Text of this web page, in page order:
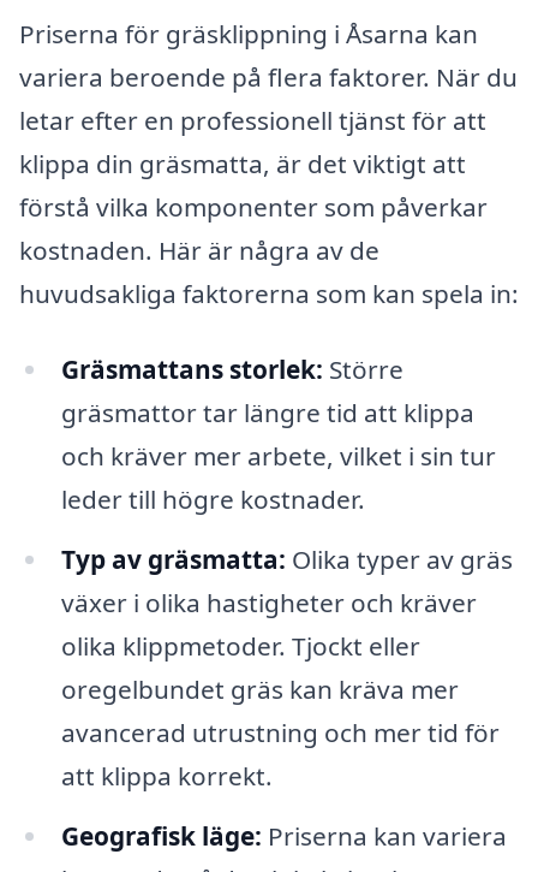
Priserna för gräsklippning i Åsarna kan
variera beroende på flera faktorer. När du
letar efter en professionell tjänst för att
klippa din gräsmatta, är det viktigt att
förstå vilka komponenter som påverkar
kostnaden. Här är några av de
huvudsakliga faktorerna som kan spela in:
Gräsmattans storlek: Större
gräsmattor tar längre tid att klippa
och kräver mer arbete, vilket i sin tur
leder till högre kostnader.
Typ av gräsmatta: Olika typer av gräs
växer i olika hastigheter och kräver
olika klippmetoder. Tjockt eller
oregelbundet gräs kan kräva mer
avancerad utrustning och mer tid för
att klippa korrekt.
Geografisk läge: Priserna kan variera